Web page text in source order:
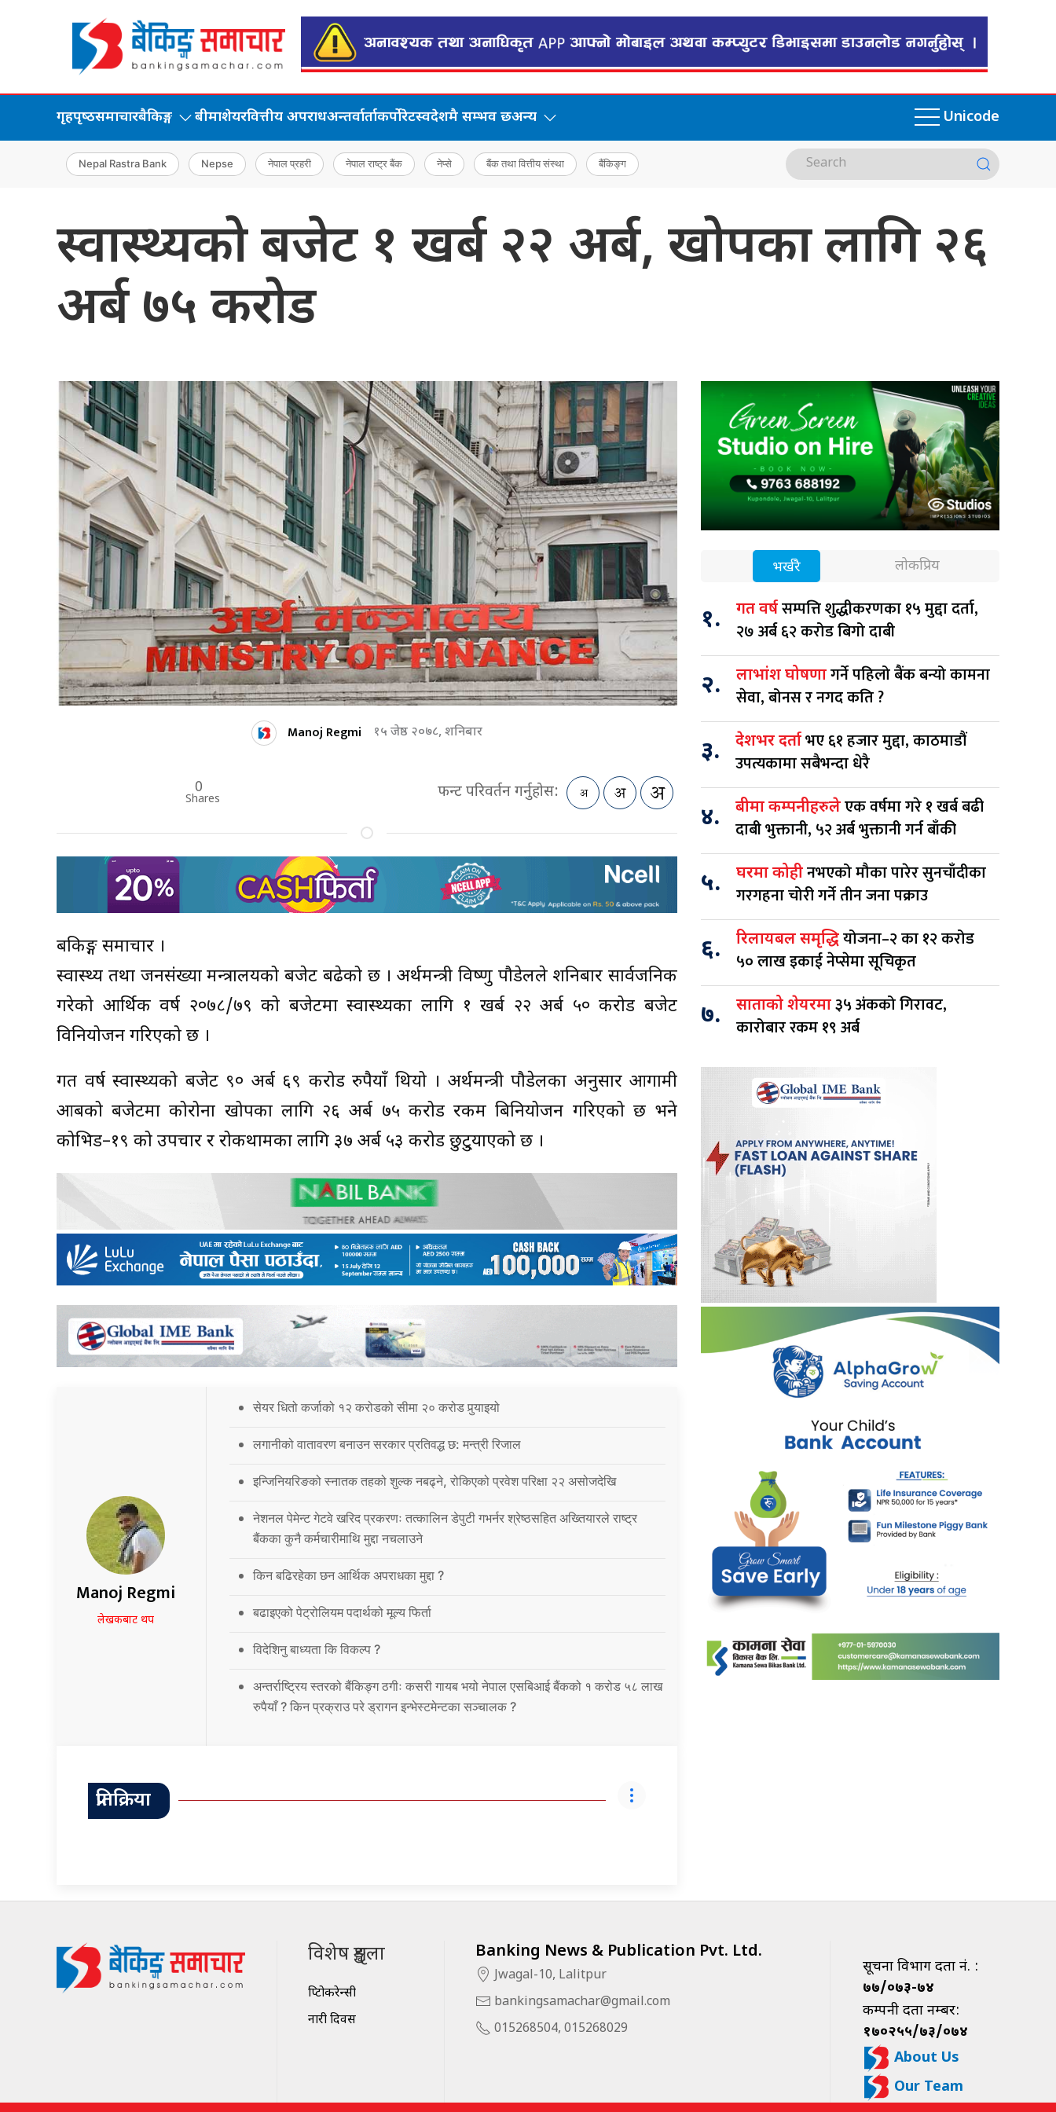
गृहपृष्‍ठसमाचारबैकिङ्ग बीमाशेयरवित्तीय अपराधअन्तर्वार्ताकर्पोरेटस्वदेशमै सम्भव छअन्य Unicode
Nepal Rastra Bank Nepse नेपाल प्रहरी नेपाल राष्ट्र बैंक नेप्से बैंक तथा वित्तीय संस्था बैंकिङ्ग
स्वास्थ्यको बजेट १ खर्ब २२ अर्ब, खोपका लागि २६
अर्ब ७५ करोड
Manoj Regmi १५ जेष्ठ २०७८, शनिबार
0
Shares फन्ट परिवर्तन गर्नुहोस:
बैंकिङ्ग समाचार ।
स्वास्थ्य तथा जनसंख्या मन्त्रालयको बजेट बढेको छ । अर्थमन्त्री विष्णु पौडेलले शनिबार सार्वजनिक
गरेको आर्थिक वर्ष २०७८/७९ को बजेटमा स्वास्थ्यका लागि १ खर्ब २२ अर्ब ५० करोड बजेट
विनियोजन गरिएको छ ।
गत वर्ष स्वास्थ्यको बजेट ९० अर्ब ६९ करोड रुपैयाँ थियो । अर्थमन्त्री पौडेलका अनुसार आगामी
आबको बजेटमा कोरोना खोपका लागि २६ अर्ब ७५ करोड रकम बिनियोजन गरिएको छ भने
कोभिड–१९ को उपचार र रोकथामका लागि ३७ अर्ब ५३ करोड छुटु्याएको छ ।
Manoj Regmi
लेखकबाट थप
सेयर धितो कर्जाको १२ करोडको सीमा २० करोड पुर्‍याइयो
लगानीको वातावरण बनाउन सरकार प्रतिवद्ध छ: मन्त्री रिजाल
इन्जिनियरिङको स्नातक तहको शुल्क नबढ्ने, रोकिएको प्रवेश परिक्षा २२ असोजदेखि
नेशनल पेमेन्ट गेटवे खरिद प्रकरणः तत्कालिन डेपुटी गभर्नर श्रेष्ठसहित अख्तियारले राष्ट्र
बैंकका कुनै कर्मचारीमाथि मुद्दा नचलाउने
किन बढिरहेका छन आर्थिक अपराधका मुद्दा ?
बढाइएको पेट्रोलियम पदार्थको मूल्य फिर्ता
विदेशिनु बाध्यता कि विकल्प ?
अन्तर्राष्ट्रिय स्तरको बैंकिङ्ग ठगीः कसरी गायब भयो नेपाल एसबिआई बैंकको १ करोड ५८ लाख
रुपैयाँ ? किन प्रक्राउ परे ड्रागन इन्भेस्टमेन्टका सञ्चालक ?
प्रतिक्रिया
भर्खरै लोकप्रिय
१. गत वर्षसम्पत्ति शुद्धीकरणका १५ मुद्दा दर्ता,
२७ अर्ब ६२ करोड बिगो दाबी
२. लाभांश घोषणागर्ने पहिलो बैंक बन्यो कामना
सेवा, बोनस र नगद कति ?
३. देशभर दर्ताभए ६१ हजार मुद्दा, काठमाडौं
उपत्यकामा सबैभन्दा धेरै
४. बीमा कम्पनीहरुलेएक वर्षमा गरे १ खर्ब बढी
दाबी भुक्तानी, ५२ अर्ब भुक्तानी गर्न बाँकी
५. घरमा कोहीनभएको मौका पारेर सुनचाँदीका
गरगहना चोरी गर्ने तीन जना पक्राउ
६. रिलायबल समृद्धियोजना–२ का १२ करोड
५० लाख इकाई नेप्सेमा सूचिकृत
७. साताको शेयरमा३५ अंकको गिरावट,
कारोबार रकम १९ अर्ब
विशेष शृङ्खला
क्रिप्टोकरेन्सी
नारी दिवस
Banking News & Publication Pvt. Ltd.
Jwagal-10, Lalitpur
bankingsamachar@gmail.com
015268504, 015268029
सूचना विभाग दर्ता नं. :
७७/०७३-७४
कम्पनी दर्ता नम्बर:
१७०२५५/७३/०७४
About Us
Our Team